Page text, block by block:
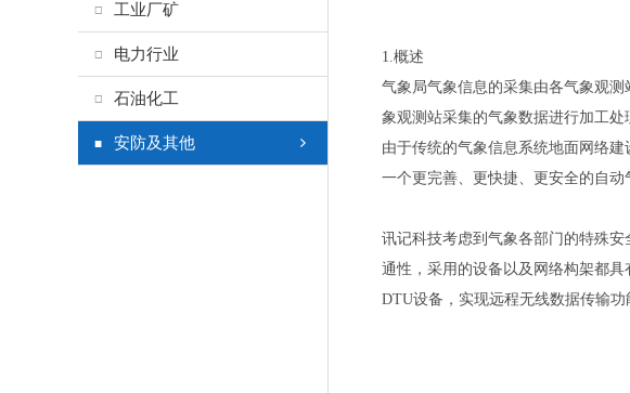
工业厂矿
电力行业
石油化工
安防及其他
1.概述
气象局气象信息的采集由各气象观
象观测站采集的气象数据进行加工处
由于传统的气象信息系统地面网络
一个更完善、更快捷、更安全的自动
讯记科技考虑到气象各部门的特殊
通性，采用的设备以及网络构架都具
DTU设备，实现远程无线数据传输功